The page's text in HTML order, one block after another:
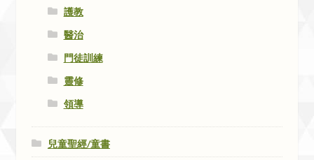
護教
醫治
門徒訓練
靈修
領導
兒童聖經/童書